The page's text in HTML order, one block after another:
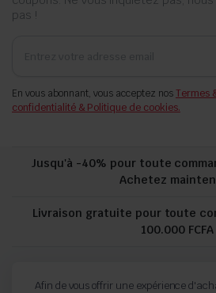
pas !
En vous abonnant, vous acceptez nosTermes
confidentialité & Politique de cookies.
Jusqu'à -40% pour toute
Achetez
Livraison gratuite pour toute
100.000 FCFA
Afin de vous offrir une expérience